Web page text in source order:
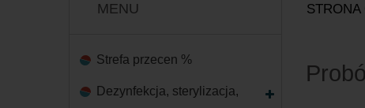
MENU
Strefa przecen %
Dezynfekcja, sterylizacja,
STRONA